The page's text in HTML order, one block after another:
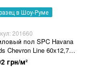
в Шоу-Руме
201660
пол SPC Havana
Chevron Line 60x12,7
BlissGround
грн/м²